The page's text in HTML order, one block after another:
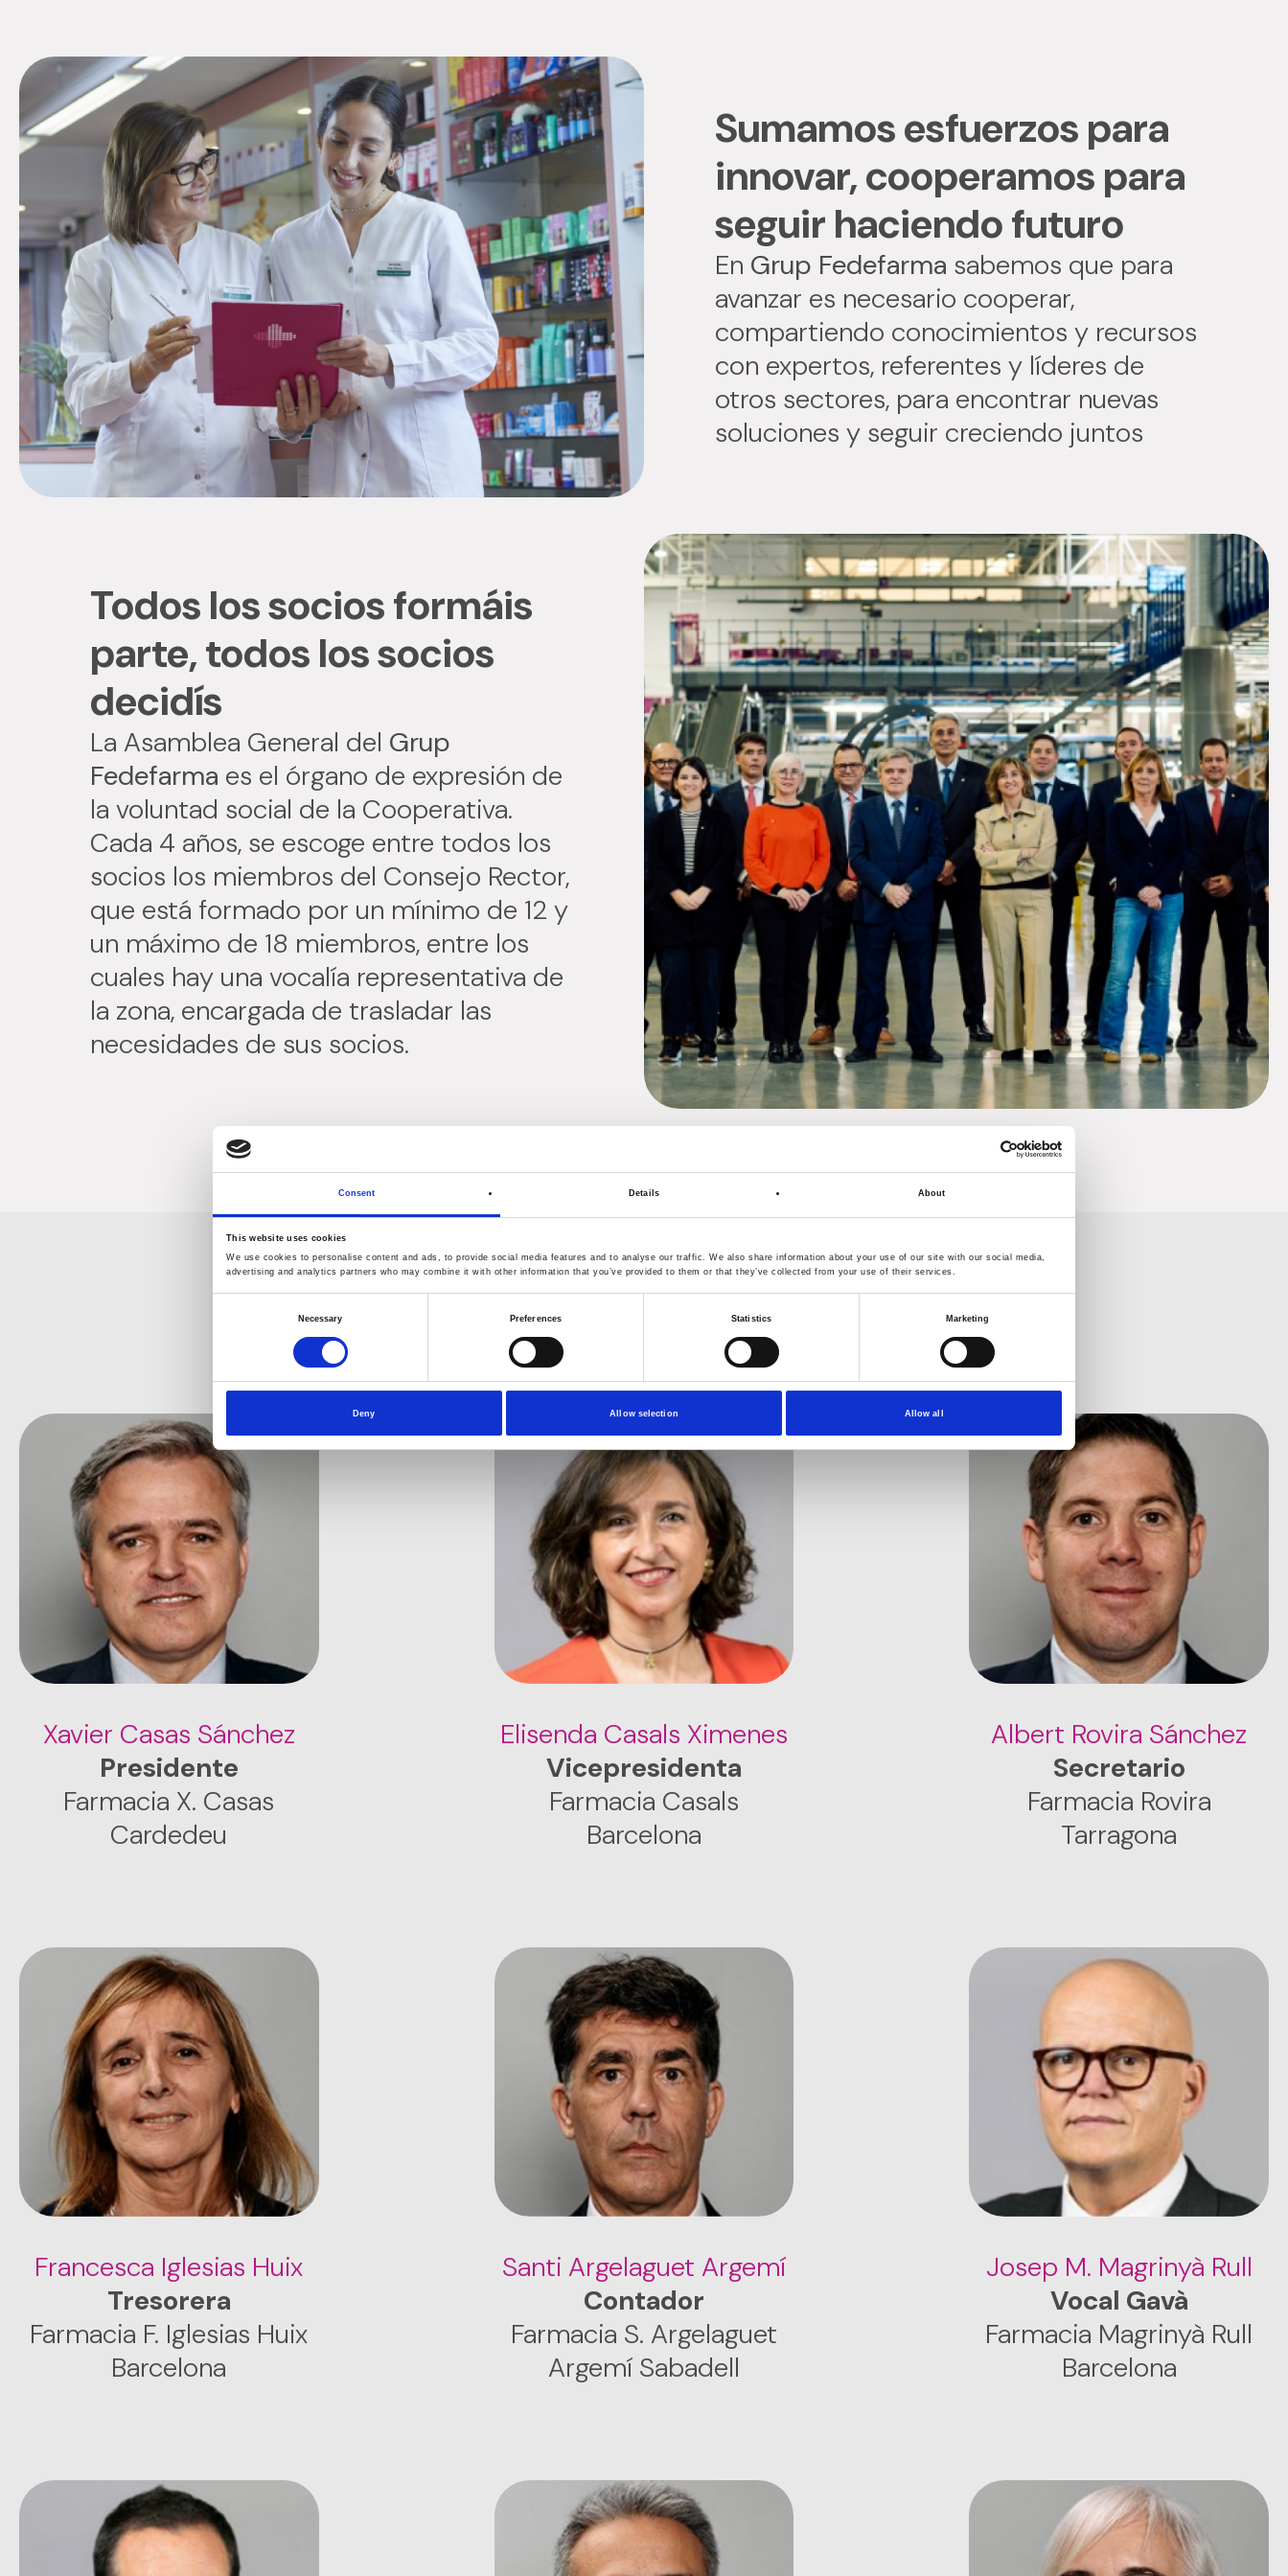
Consent Details About
This website uses cookies
We use cookies to personalise content and ads, to provide social media features and to analyse our traffic. We also share information about your use of our site with our social media,
advertising and analytics partners who may combine it with other information that you’ve provided to them or that they’ve collected from your use of their services.
Necessary Preferences Statistics Marketing
Deny Allow selection Allow all
Sumamos esfuerzos para
innovar, cooperamos para
seguir haciendo futuro
En Grup Fedefarma sabemos que para
avanzar es necesario cooperar,
compartiendo conocimientos y recursos
con expertos, referentes y líderes de
otros sectores, para encontrar nuevas
soluciones y seguir creciendo juntos
Todos los socios formáis
parte, todos los socios
decidís
La Asamblea General del Grup
Fedefarma es el órgano de expresión de
la voluntad social de la Cooperativa.
Cada 4 años, se escoge entre todos los
socios los miembros del Consejo Rector,
que está formado por un mínimo de 12 y
un máximo de 18 miembros, entre los
cuales hay una vocalía representativa de
la zona, encargada de trasladar las
necesidades de sus socios.
Consejo Rector Fededarma
Xavier Casas Sánchez
Presidente
Farmacia X. Casas
Cardedeu
Elisenda Casals Ximenes
Vicepresidenta
Farmacia Casals
Barcelona
Albert Rovira Sánchez
Secretario
Farmacia Rovira
Tarragona
Francesca Iglesias Huix
Tresorera
Farmacia F. Iglesias Huix
Barcelona
Santi Argelaguet Argemí
Contador
Farmacia S. Argelaguet
Argemí Sabadell
Josep M. Magrinyà Rull
Vocal Gavà
Farmacia Magrinyà Rull
Barcelona